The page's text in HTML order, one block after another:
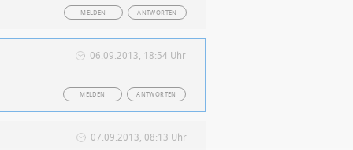
ANTWORTEN
MELDEN
06.09.2013, 18:54 Uhr
ANTWORTEN
MELDEN
07.09.2013, 08:13 Uhr